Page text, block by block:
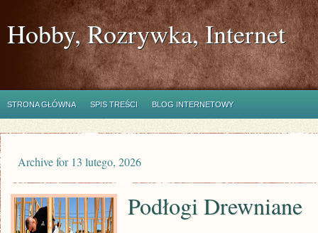
Hobby, Rozrywka, Internet
STRONA GŁÓWNA SPIS TREŚCI BLOG INTERNETOWY
Archive for 13 lutego, 2026
Podłogi Drewniane